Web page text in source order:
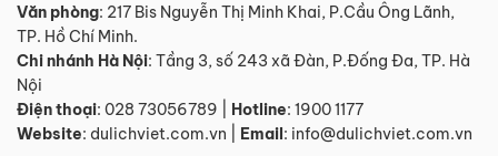
Văn phòng: 217 Bis Nguyễn Thị Minh Khai, P.Cầu Ông Lãnh,
TP. Hồ Chí Minh.
Chi nhánh Hà Nội: Tầng 3, số 243 xã Đàn, P.Đống Đa, TP. Hà
Nội
Điện thoại: 028 73056789 Hotline: 1900 1177
Website: dulichviet.com.vn Email: info@dulichviet.com.vn